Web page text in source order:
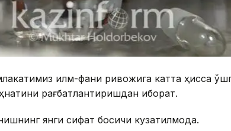
илм-фани ривожига катта ҳисса
рағбатлантиришдан иборат.
янги сифат босқичи кузатилмоқда.